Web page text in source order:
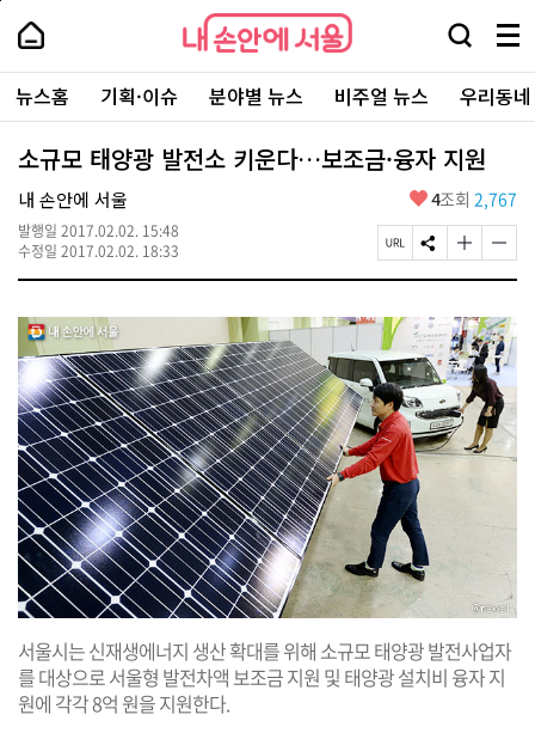
본
로
가
내
손
안
에
서
울
-
서
울
시
대
표
소
포
털
내
손
에
울
검
창
열
기
메
뉴
전
체
보
주
요
서
뉴스홈 기획·이슈 분야별 뉴스 비주얼 뉴스 우리동
소규모 태양광 발전소 키운다…보조금·융자 지원
내 손안에 서울
발행일 2017.02.02. 15:48
수정일 2017.02.02. 18:33
좋
요
4조회 2,767
페
이
U
R
L
복
사
S
N
공
유
하
기
글
자
기
크
게
변
경
하
기
글
자
기
작
게
변
경
하
기
서울시는 신재생에너지 생산 확대를 위해 소규모 태양광 발전사업자
를 대상으로 서울형 발전차액 보조금 지원 및 태양광 설치비 융자 지
원에 각각 8억 원을 지원한다.
페
상
단
로